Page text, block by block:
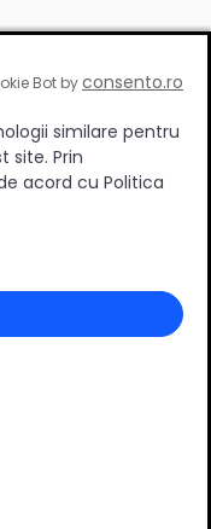
Bot byconsento.ro
similare pentru
site. Prin
cu Politica